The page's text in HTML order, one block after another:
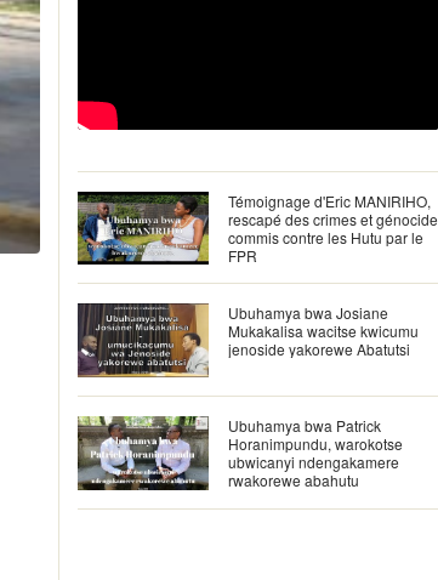
Témoignage d'Eric MANIRIHO,
rescapé des crimes et génocide
commis contre les Hutu par le
FPR
Ubuhamya bwa Josiane
Mukakalisa wacitse kwicumu
jenoside yakorewe Abatutsi
Ubuhamya bwa Patrick
Horanimpundu, warokotse
ubwicanyi ndengakamere
rwakorewe abahutu